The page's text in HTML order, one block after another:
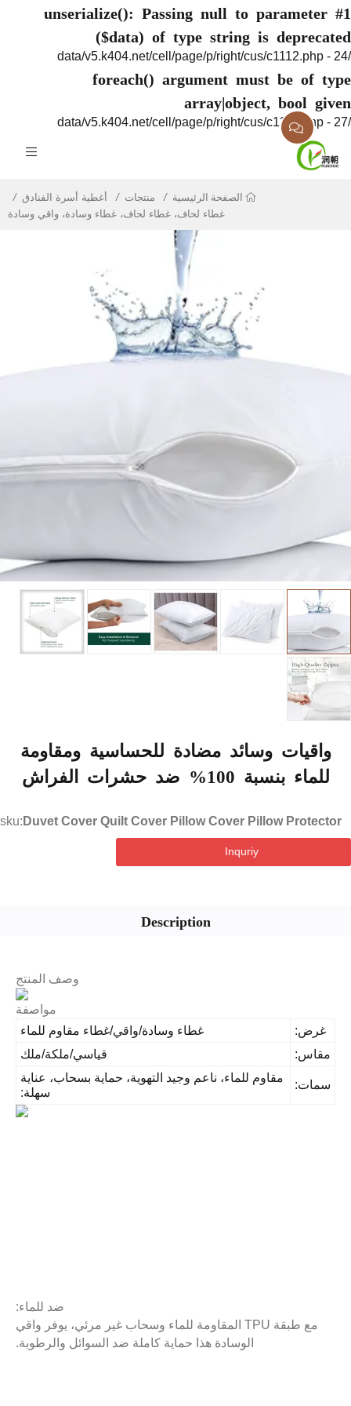
unserialize(): Passing null to
($data) of type string is
foreach() argument must be of
array|object, bool
الصفحة الرئيسية منتجات
أغطية أسرة الفنادق
غطاء لحاف، غطاء لحاف، غطاء وسادة، واقي وسادة
وسائد مضادة للحساسية ومقاومة
بنسبة 100% ضد حشرات الفراش
sku:Duvet Cover Quilt Cover Pillow Cover Pillow
Inquriy
Description
وصف المنتج
مواصفة
غرض:
غطاء وسادة/واقي/غطاء مقاوم للماء
قياسي/ملكة/ملك
مقاوم للماء، ناعم وجيد التهوية، حماية بسحاب، عناية
سهلة:
ضد للماء:
مع طبقة TPU المقاومة للماء وسحاب غير مرئي، يوفر واقي
الوسادة هذا حماية كاملة ضد السوائل والرطوبة.